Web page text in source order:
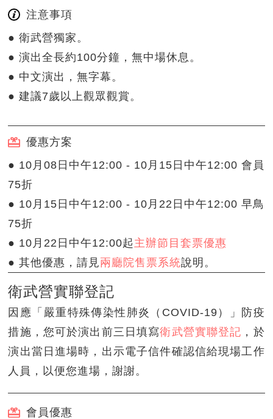
注意事項
● 衛武營獨家。
● 演出全長約100分鐘，無中場休息。
● 中文演出，無字幕。
● 建議7歲以上觀眾觀賞。
優惠方案
● 10月08日中午12:00 - 10月15日中午12:00 會員
75折
● 10月15日中午12:00 - 10月22日中午12:00 早鳥
75折
● 10月22日中午12:00起 主辦節目套票優惠
● 其他優惠，請見兩廳院售票系統說明。
衛武營實聯登記
因應「嚴重特殊傳染性肺炎（COVID-19）」防疫
措施，您可於演出前三日填寫衛武營實聯登記 ，於
演出當日進場時，出示電子信件確認信給現場工作
人員，以便您進場，謝謝。
會員優惠